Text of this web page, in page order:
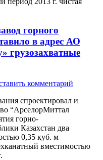
горного
в адрес АО
грузозахватные
комментарий
спроектировал и
“АрселорМиттал
горно-
Казахстан два
0,35 куб. м
вместимостью